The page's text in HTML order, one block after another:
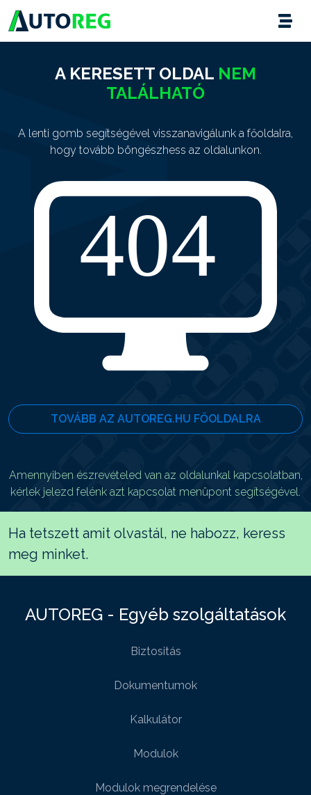
A KERESETT OLDAL NEM
TALÁLHATÓ
A lenti gomb segítségével visszanavigálunk a főoldalra,
hogy tovább böngészhess az oldalunkon.
TOVÁBB AZ AUTOREG.HU FŐOLDALRA
Amennyiben észrevételed van az oldalunkal kapcsolatban,
kérlek jelezd felénk azt kapcsolat menüpont segítségével.
Ha tetszett amit olvastál, ne habozz, keress
meg minket.
AUTOREG - Egyéb szolgáltatások
Biztositás
Dokumentumok
Kalkulátor
Modulok
Modulok megrendelése